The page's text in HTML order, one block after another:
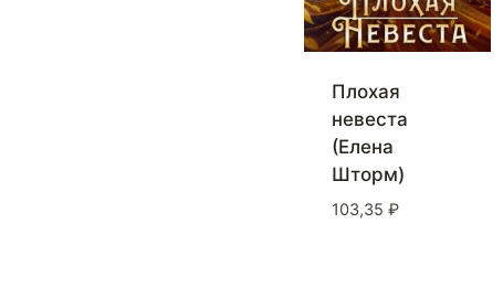
Плохая
невеста
(Елена
Шторм)
103,35 ₽